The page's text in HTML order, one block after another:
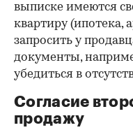
выписке имеются
квартиру (ипотека,
запросить у
документы,
убедиться в
Согласие
продажу